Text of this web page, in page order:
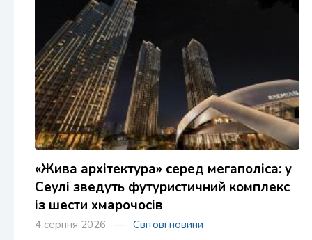
«Жива архітектура» серед мегаполіса: у
Сеулі зведуть футуристичний комплекс
із шести хмарочосів
4 серпня 2026 — Світові новини